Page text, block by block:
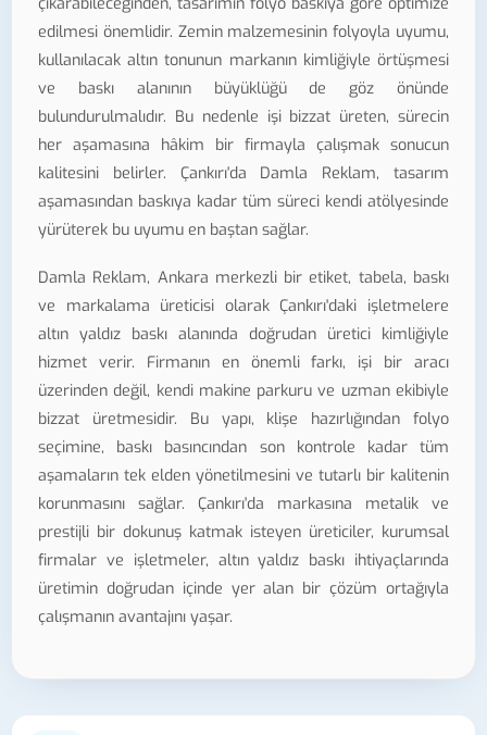
edilmesi önemlidir. Zemin malzemesinin folyoyla uyumu,
kullanılacak altın tonunun markanın kimliğiyle örtüşmesi
ve baskı alanının büyüklüğü de göz önünde
bulundurulmalıdır. Bu nedenle işi bizzat üreten, sürecin
her aşamasına hâkim bir firmayla çalışmak sonucun
kalitesini belirler. Çankırı'da Damla Reklam, tasarım
aşamasından baskıya kadar tüm süreci kendi atölyesinde
yürüterek bu uyumu en baştan sağlar.
Damla Reklam, Ankara merkezli bir etiket, tabela, baskı
ve markalama üreticisi olarak Çankırı'daki işletmelere
altın yaldız baskı alanında doğrudan üretici kimliğiyle
hizmet verir. Firmanın en önemli farkı, işi bir aracı
üzerinden değil, kendi makine parkuru ve uzman ekibiyle
bizzat üretmesidir. Bu yapı, klişe hazırlığından folyo
seçimine, baskı basıncından son kontrole kadar tüm
aşamaların tek elden yönetilmesini ve tutarlı bir kalitenin
korunmasını sağlar. Çankırı'da markasına metalik ve
prestijli bir dokunuş katmak isteyen üreticiler, kurumsal
firmalar ve işletmeler, altın yaldız baskı ihtiyaçlarında
üretimin doğrudan içinde yer alan bir çözüm ortağıyla
çalışmanın avantajını yaşar.